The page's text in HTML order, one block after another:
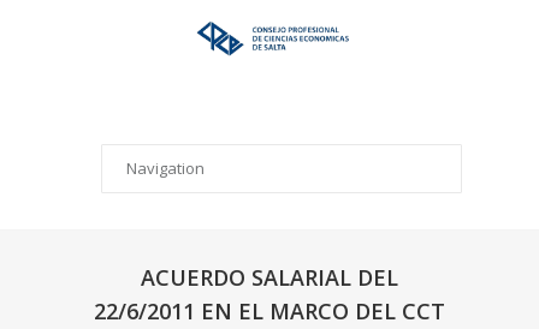
ACUERDO SALARIAL DEL
22/6/2011 EN EL MARCO DEL CCT